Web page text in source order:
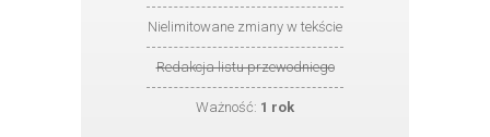
Nielimitowane zmiany w tekście
Redakcja listu przewodniego
Ważność: 1 rok